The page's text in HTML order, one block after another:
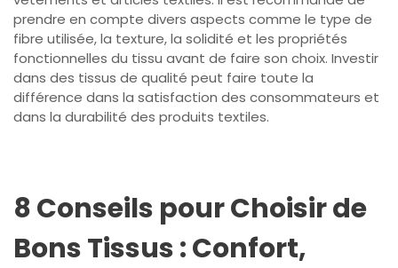
prendre en compte divers aspects comme le type de
fibre utilisée, la texture, la solidité et les propriétés
fonctionnelles du tissu avant de faire son choix. Investir
dans des tissus de qualité peut faire toute la
différence dans la satisfaction des consommateurs et
dans la durabilité des produits textiles.
8 Conseils pour Choisir de
Bons Tissus : Confort,